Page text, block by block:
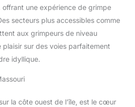
une expérience de grimpe
secteurs plus accessibles comme
aux grimpeurs de niveau
plaisir sur des voies parfaitement
idyllique.
la côte ouest de l’île, est le cœur